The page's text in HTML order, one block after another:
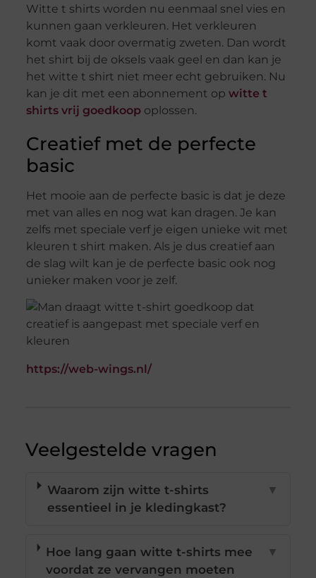
Witte t shirts worden nu eenmaal snel vies en
kunnen gaan verkleuren. Het verkleuren
komt vaak door overmatig zweten. Dan wordt
het shirt bij de oksels vaak geel en dan kan je
het witte t shirt niet meer echt gebruiken. Nu
kan je dit met een abonnement op witte t
shirts vrij goedkoop oplossen.
Creatief met de perfecte
basic
Het mooie aan de perfecte basic is dat je deze
met van alles en nog wat kan dragen. Je kan
zelfs met speciale verf je eigen unieke wit met
kleuren t shirt maken. Als je dus creatief aan
de slag wilt kan je de perfecte basic ook nog
unieker maken voor je zelf.
https://web-wings.nl/
Veelgestelde vragen
Waarom zijn witte t-shirts
essentieel in je kledingkast?
▼
Hoe lang gaan witte t-shirts mee
voordat ze vervangen moeten
▼